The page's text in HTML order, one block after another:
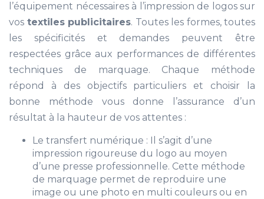
l’équipement nécessaires à l’impression de logos sur
vos textiles publicitaires. Toutes les formes, toutes
les spécificités et demandes peuvent être
respectées grâce aux performances de différentes
techniques de marquage. Chaque méthode
répond à des objectifs particuliers et choisir la
bonne méthode vous donne l’assurance d’un
résultat à la hauteur de vos attentes :
Le transfert numérique : Il s’agit d’une
impression rigoureuse du logo au moyen
d’une presse professionnelle. Cette méthode
de marquage permet de reproduire une
image ou une photo en multi couleurs ou en